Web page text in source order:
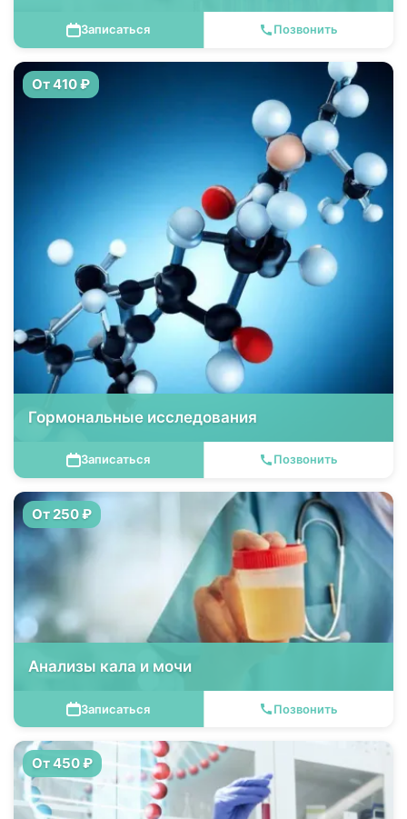
Записаться Позвонить
От 410 ₽
Гормональные исследования
Записаться Позвонить
От 250 ₽
Анализы кала и мочи
Записаться Позвонить
От 450 ₽